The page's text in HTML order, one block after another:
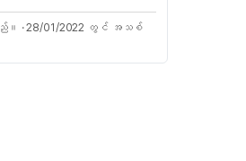
ည်။ ·28/01/2022 တွင် အသစ်